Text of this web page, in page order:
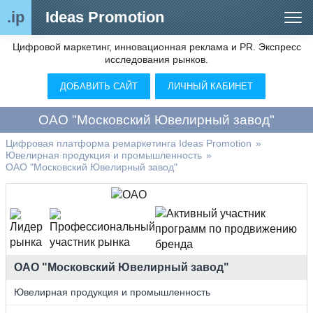
.ip Ideas Promotion
Сегменты рынка
Цифровой ремаркетинг (анализ рынка)
Видео
О нас
Контакты
Цифровой маркетинг, инновационная реклама и PR. Экспресс
исследования рынков.
ДОБАВИТЬ САЙТ ЛИЧНЫЙ КАБИНЕТ
ОАО "Московский Ювелирный завод"
Цифровая платформа ремаркетинга Ideas Promotion »
Ювелирная продукция и промышленность »
ОАО "Московский Ювелирный завод"
ОАО "Московский Ювелирный завод"
Ювелирная продукция и промышленность